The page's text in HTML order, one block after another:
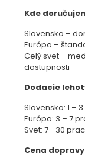
Kde
Slovensko –
Európa –
Celý svet –
dostupnosti
Dodacie
Slovensko: 1 –
Európa: 3 – 7
Svet: 7 –30
Cena